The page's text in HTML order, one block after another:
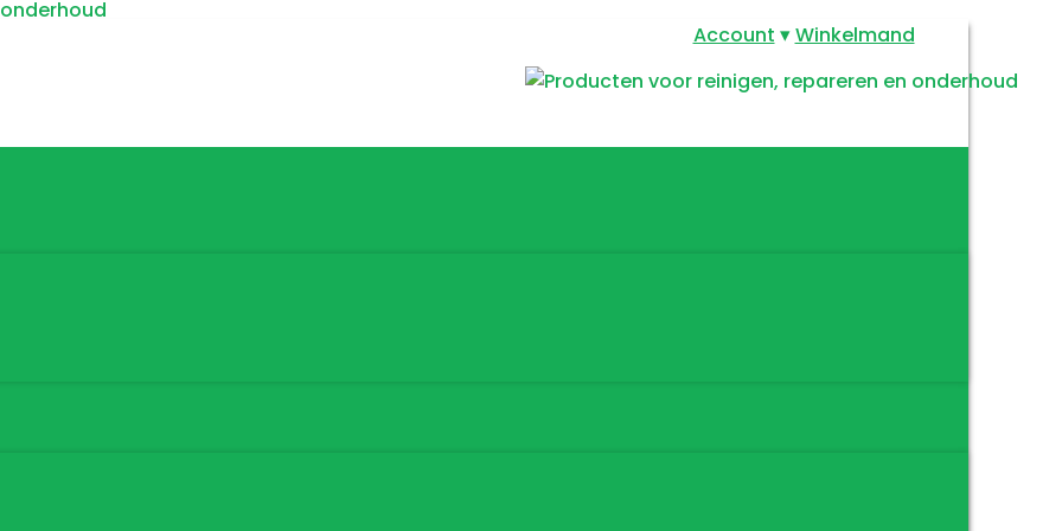
Account Winkelmand